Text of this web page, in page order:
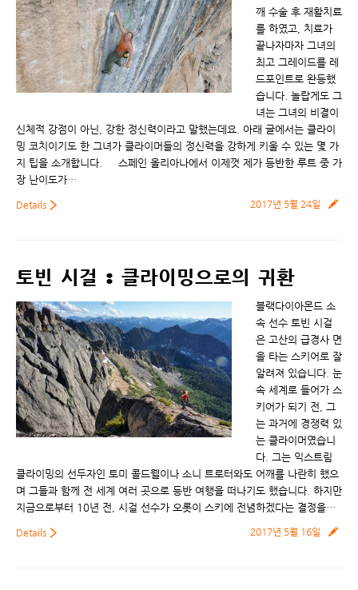
깨 수술 후 재활치료
를 하였고, 치료가
끝나자마자 그녀의
최고 그레이드를 레
드포인트로 완등했
습니다. 놀랍게도 그
녀는 그녀의 비결이
신체적 강점이 아닌, 강한 정신력이라고 말했는데요. 아래 글에서는 클라이
밍 코치이기도 한 그녀가 클라이머들의 정신력을 강하게 키울 수 있는 몇 가
지 팁을 소개합니다. 스페인 올리아나에서 이제껏 제가 등반한 루트 중 가
장 난이도가…
2017년 5월 24일
Details
토빈 시걸 : 클라이밍으로의 귀환
블랙다이아몬드 소
속 선수 토빈 시걸
은 고산의 급경사 면
을 타는 스키어로 잘
알려져 있습니다. 눈
속 세계로 들어가 스
키어가 되기 전, 그
는 과거에 경쟁력 있
는 클라이머였습니
다. 그는 익스트림
클라이밍의 선두자인 토미 콜드웰이나 소니 트로터와도 어깨를 나란히 했으
며 그들과 함께 전 세계 여러 곳으로 등반 여행을 떠나기도 했습니다. 하지만
지금으로부터 10년 전, 시걸 선수가 오롯이 스키에 전념하겠다는 결정을…
2017년 5월 16일
Details